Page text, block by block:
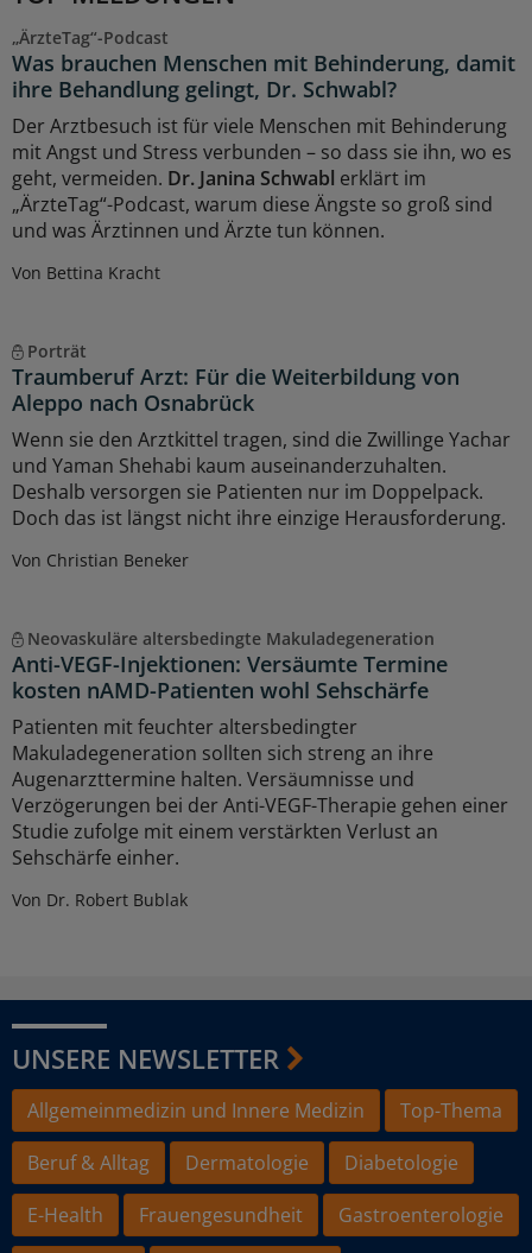
„ÄrzteTag“-Podcast
Was brauchen Menschen mit Behinderung, damit
ihre Behandlung gelingt, Dr. Schwabl?
Der Arztbesuch ist für viele Menschen mit Behinderung
mit Angst und Stress verbunden – so dass sie ihn, wo es
geht, vermeiden. Dr. Janina Schwabl erklärt im
„ÄrzteTag“-Podcast, warum diese Ängste so groß sind
und was Ärztinnen und Ärzte tun können.
Von Bettina Kracht
Porträt
Traumberuf Arzt: Für die Weiterbildung von
Aleppo nach Osnabrück
Wenn sie den Arztkittel tragen, sind die Zwillinge Yachar
und Yaman Shehabi kaum auseinanderzuhalten.
Deshalb versorgen sie Patienten nur im Doppelpack.
Doch das ist längst nicht ihre einzige Herausforderung.
Von Christian Beneker
Neovaskuläre altersbedingte Makuladegeneration
Anti-VEGF-Injektionen: Versäumte Termine
kosten nAMD-Patienten wohl Sehschärfe
Patienten mit feuchter altersbedingter
Makuladegeneration sollten sich streng an ihre
Augenarzttermine halten. Versäumnisse und
Verzögerungen bei der Anti-VEGF-Therapie gehen einer
Studie zufolge mit einem verstärkten Verlust an
Sehschärfe einher.
Von Dr. Robert Bublak
UNSERE NEWSLETTER
Allgemeinmedizin und Innere Medizin
Top-Thema
Beruf & Alltag
Dermatologie
Diabetologie
E-Health
Frauengesundheit
Gastroenterologie